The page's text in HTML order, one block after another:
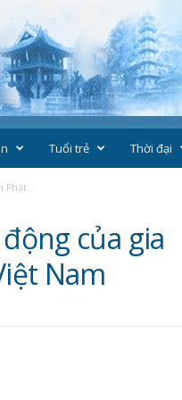
Tuổi trẻ Thời đại
Phật...
của gia
Nam